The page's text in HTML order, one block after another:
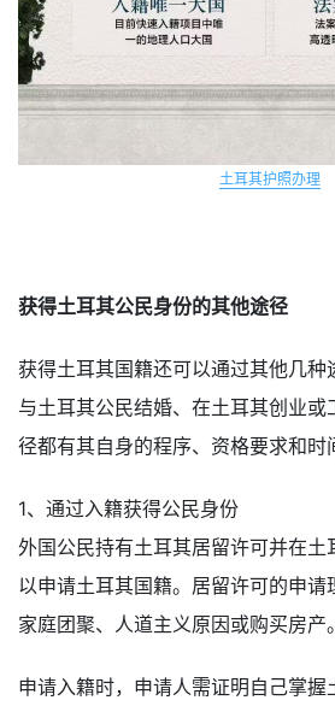
土耳其护照办理
获得土耳其公民身份的其他途径
获得土耳其国籍还可以通过其他几种
与土耳其公民结婚、在土耳其创业
径都有其自身的程序、资格要求和时
1、通过入籍获得公民身份
外国公民持有土耳其居留许可并在土
以申请土耳其国籍。居留许可的申请
家庭团聚、人道主义原因或购买房产。
申请入籍时，申请人需证明自己掌